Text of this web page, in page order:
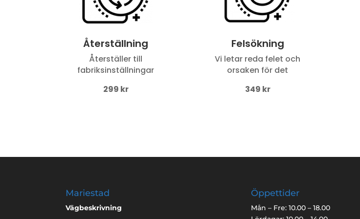
Återställning
Återställer till
fabriksinställningar
299 kr
Felsökning
Vi letar reda felet och
orsaken för det
349 kr
Mariestad
Vägbeskrivning
Öppettider
Mån – Fre: 10.00 – 18.00